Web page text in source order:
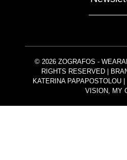
© 2026 ZOGRAFOS -
RIGHTS RESERVED |
KATERINA PAPAPOSTOLOU |
VISION, MY